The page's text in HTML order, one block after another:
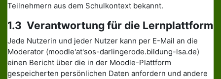
Teilnehmern aus dem Schulkontext bekannt.
1.3 Verantwortung für die Lernplattform
Jede Nutzerin und jeder Nutzer kann per E-Mail an die
Moderator (moodle'at'sos-darlingerode.bildung-lsa.de)
einen Bericht über die in der Moodle-Plattform
gespeicherten persönlichen Daten anfordern und andere